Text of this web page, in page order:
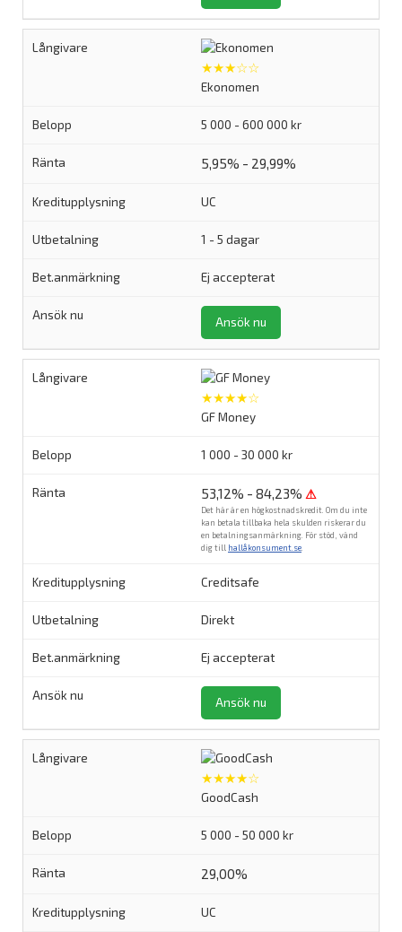
★★★☆☆
Ekonomen
5 000 - 600 000 kr
5,95% - 29,99%
UC
1 - 5 dagar
Ej accepterat
Ansök nu
★★★★☆
GF Money
1 000 - 30 000 kr
53,12% - 84,23% ⚠
Det här är en högkostnadskredit. Om du inte
kan betala tillbaka hela skulden riskerar du
en betalningsanmärkning. För stöd, vänd
dig till hallåkonsument.se
Creditsafe
Direkt
Ej accepterat
Ansök nu
★★★★☆
GoodCash
5 000 - 50 000 kr
29,00%
UC